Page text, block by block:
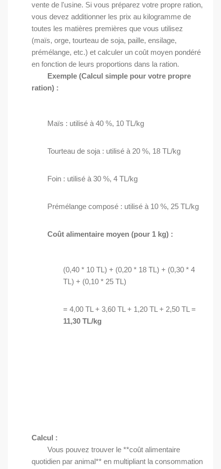
vente de l'usine. Si vous préparez votre propre ration,
vous devez additionner les prix au kilogramme de
toutes les matières premières que vous utilisez
(maïs, orge, tourteau de soja, paille, ensilage,
prémélange, etc.) et calculer un coût moyen pondéré
en fonction de leurs proportions dans la ration.
Exemple (Calcul simple pour votre propre
ration) :
Maïs : utilisé à 40 %, 10 TL/kg
Tourteau de soja : utilisé à 20 %, 18 TL/kg
Foin : utilisé à 30 %, 4 TL/kg
Prémélange composé : utilisé à 10 %, 25 TL/kg
Coût alimentaire moyen (pour 1 kg) :
(0,40 * 10 TL) + (0,20 * 18 TL) + (0,30 * 4
TL) + (0,10 * 25 TL)
= 4,00 TL + 3,60 TL + 1,20 TL + 2,50 TL =
11,30 TL/kg
Calcul :
Vous pouvez trouver le **coût alimentaire
quotidien par animal** en multipliant la consommation